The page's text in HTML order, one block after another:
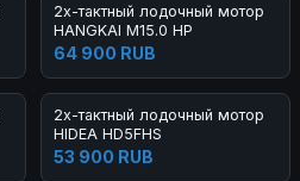
2х-тактный лодочный мотор
HANGKAI M15.0 HP
64 900 RUB
2х-тактный лодочный мотор
HIDEA HD5FHS
53 900 RUB